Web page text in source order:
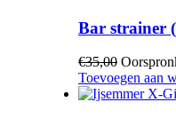
Bar strainer
€35,00
Toevoegen aan